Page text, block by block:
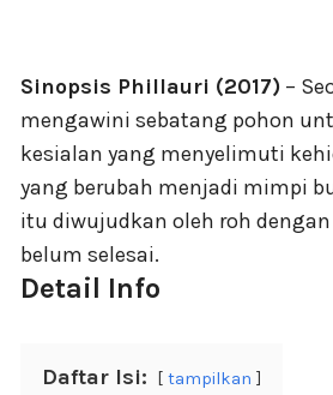
Sinopsis Phillauri (2017) –
mengawini sebatang pohon
kesialan yang menyelimuti
yang berubah menjadi mimpi
itu diwujudkan oleh roh
belum selesai.
Detail Info
Daftar Isi: tampilkan